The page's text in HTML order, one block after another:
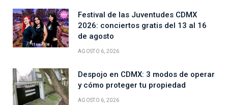
Festival de las Juventudes CDMX
2026: conciertos gratis del 13 al 16
de agosto
AGOSTO 6, 2026
Despojo en CDMX: 3 modos de operar
y cómo proteger tu propiedad
AGOSTO 6, 2026